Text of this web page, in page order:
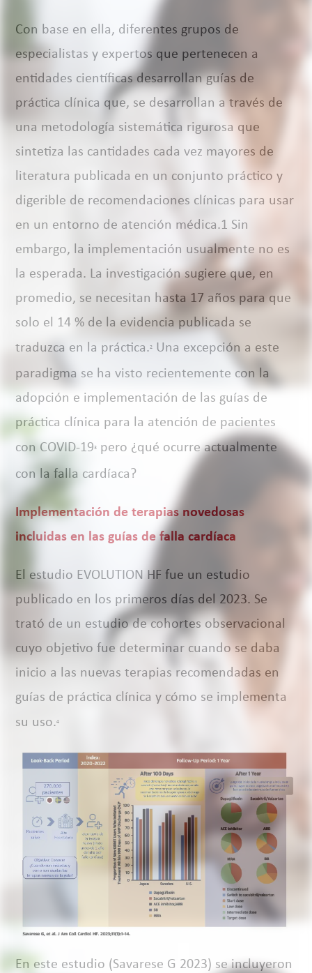
Con base en ella, diferentes grupos de
especialistas y expertos que pertenecen a
entidades científicas desarrollan guías de
práctica clínica que, se desarrollan a través de
una metodología sistemática rigurosa que
sintetiza las cantidades cada vez mayores de
literatura publicada en un conjunto práctico y
digerible de recomendaciones clínicas para usar
en un entorno de atención médica.1 Sin
embargo, la implementación usualmente no es
la esperada. La investigación sugiere que, en
promedio, se necesitan hasta 17 años para que
solo el 14 % de la evidencia publicada se
traduzca en la práctica.2
Una excepción a este
paradigma se ha visto recientemente con la
adopción e implementación de las guías de
práctica clínica para la atención de pacientes
con COVID-193
pero ¿qué ocurre actualmente
con la falla cardíaca?
Implementación de terapias novedosas
incluidas en las guías de falla cardíaca
El estudio EVOLUTION HF fue un estudio
publicado en los primeros días del 2023. Se
trató de un estudio de cohortes observacional
cuyo objetivo fue determinar cuando se daba
inicio a las nuevas terapias recomendadas en
guías de práctica clínica y cómo se implementa
su uso.4
En este estudio (Savarese G 2023) se incluyeron